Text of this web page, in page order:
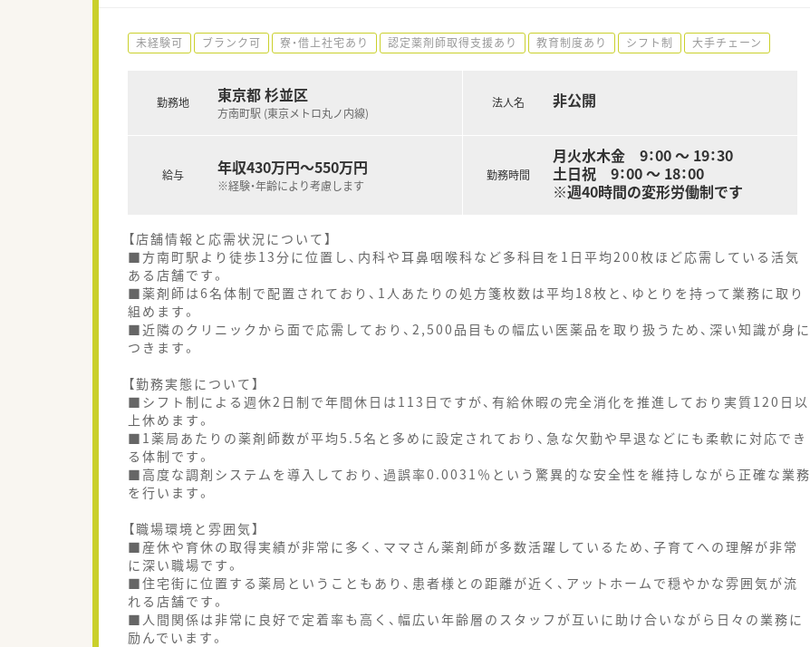
未経験可 ブランク可 寮・借上社宅あり 認定薬剤師取得支援あり 教育制度あり シフト制 大手チェーン
勤務地 東京都 杉並区
方南町駅 (東京メトロ丸ノ内線)
給与 年収430万円～550万円
※経験・年齢により考慮します
法人名 非公開
勤務時間
月火水木金 9：00 〜 19：30
土日祝 9：00 〜 18：00
※週40時間の変形労働制です
【店舗情報と応需状況について】
■方南町駅より徒歩13分に位置し、内科や耳鼻咽喉科など多科目を1日平均200枚ほど応需している活気
ある店舗です。
■薬剤師は6名体制で配置されており、1人あたりの処方箋枚数は平均18枚と、ゆとりを持って業務に取り
組めます。
■近隣のクリニックから面で応需しており、2,500品目もの幅広い医薬品を取り扱うため、深い知識が身に
つきます。
【勤務実態について】
■シフト制による週休2日制で年間休日は113日ですが、有給休暇の完全消化を推進しており実質120日以
上休めます。
■1薬局あたりの薬剤師数が平均5.5名と多めに設定されており、急な欠勤や早退などにも柔軟に対応でき
る体制です。
■高度な調剤システムを導入しており、過誤率0.0031％という驚異的な安全性を維持しながら正確な業務
を行います。
【職場環境と雰囲気】
■産休や育休の取得実績が非常に多く、ママさん薬剤師が多数活躍しているため、子育てへの理解が非常
に深い職場です。
■住宅街に位置する薬局ということもあり、患者様との距離が近く、アットホームで穏やかな雰囲気が流
れる店舗です。
■人間関係は非常に良好で定着率も高く、幅広い年齢層のスタッフが互いに助け合いながら日々の業務に
励んでいます。